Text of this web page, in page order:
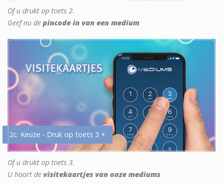
Of u drukt op toets 2.
Geef nu de pincode in van een medium
2c. Keuze - Druk op toets 3 +
Of u drukt op toets 3.
U hoort de visitekaartjes van onze mediums